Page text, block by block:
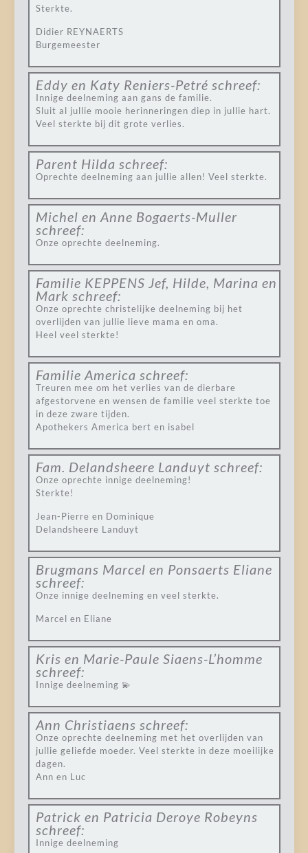
Sterkte.
Didier REYNAERTS
Burgemeester
Eddy en Katy Reniers-Petré schreef:
Innige deelneming aan gans de familie.
Sluit al jullie mooie herinneringen diep in jullie hart.
Veel sterkte bij dit grote verlies.
Parent Hilda schreef:
Oprechte deelneming aan jullie allen! Veel sterkte.
Michel en Anne Bogaerts-Muller
schreef:
Onze oprechte deelneming.
Familie KEPPENS Jef, Hilde, Marina en
Mark schreef:
Onze oprechte christelijke deelneming bij het
overlijden van jullie lieve mama en oma.
Heel veel sterkte!
Familie America schreef:
Treuren mee om het verlies van de dierbare
afgestorvene en wensen de familie veel sterkte toe
in deze zware tijden.
Apothekers America bert en isabel
Fam. Delandsheere Landuyt schreef:
Onze oprechte innige deelneming!
Sterkte!
Jean-Pierre en Dominique
Delandsheere Landuyt
Brugmans Marcel en Ponsaerts Eliane
schreef:
Onze innige deelneming en veel sterkte.
Marcel en Eliane
Kris en Marie-Paule Siaens-L’homme
schreef:
Innige deelneming 💫
Ann Christiaens schreef:
Onze oprechte deelneming met het overlijden van
jullie geliefde moeder. Veel sterkte in deze moeilijke
dagen.
Ann en Luc
Patrick en Patricia Deroye Robeyns
schreef:
Innige deelneming